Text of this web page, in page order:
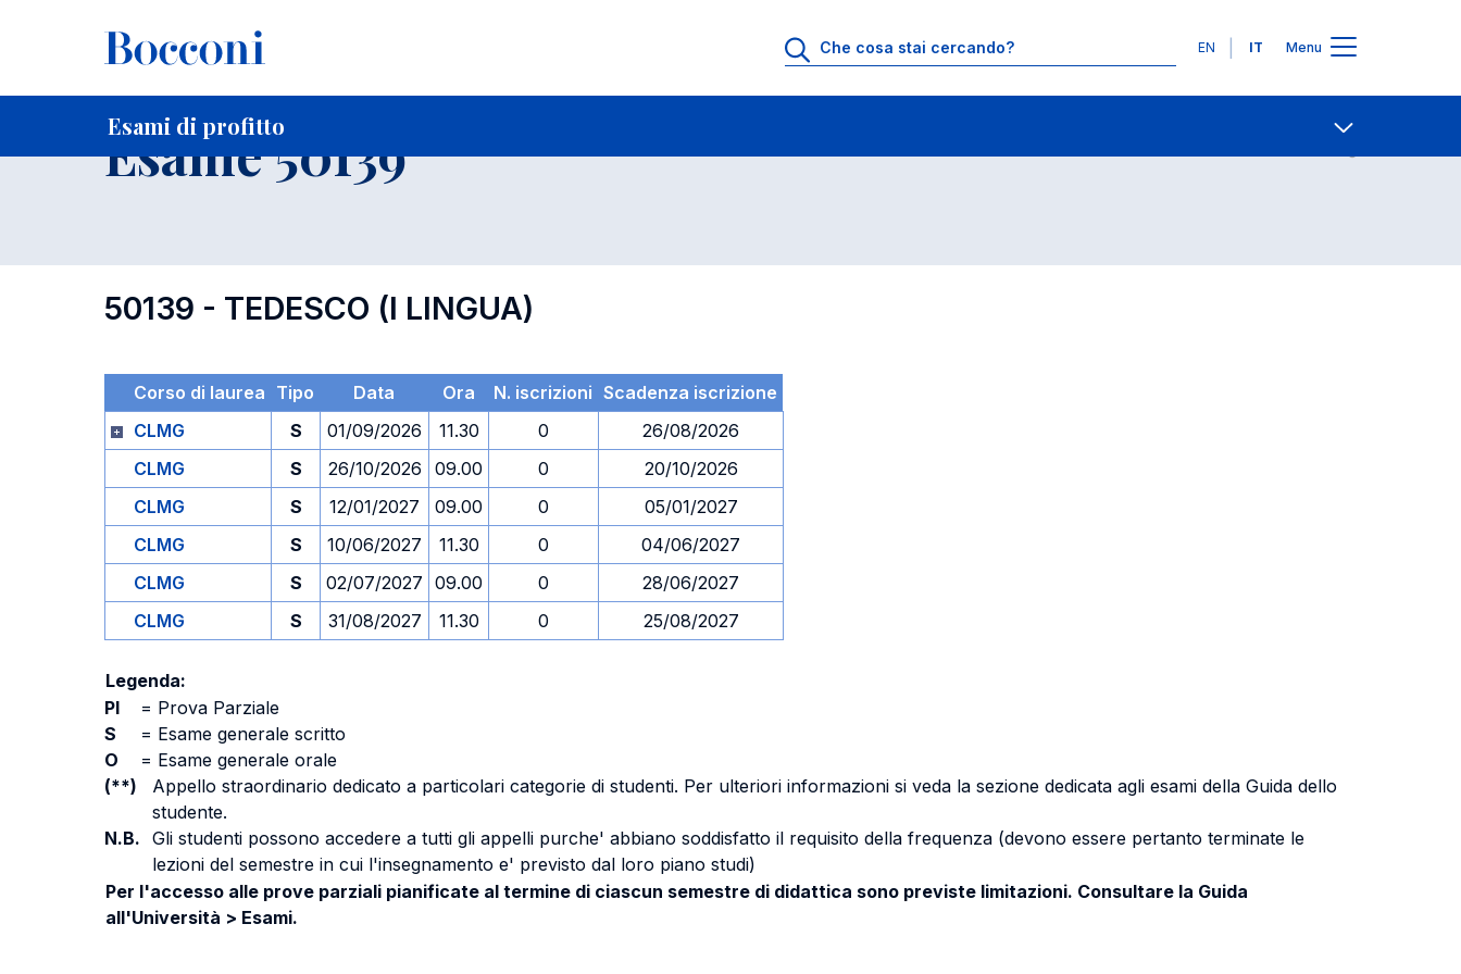
Lingue
EN IT Menu
Esami di profitto
Home Per studenti iscritti Contatti
Esame 50139
50139 - TEDESCO (I LINGUA)
Corso di laurea Tipo Data Ora N. iscrizioni Scadenza iscrizione
CLMG
S 01/09/2026 11.30 0
26/08/2026
CLMG
S 26/10/2026 09.00 0
20/10/2026
CLMG
S 12/01/2027 09.00 0
05/01/2027
CLMG
S 10/06/2027 11.30 0
04/06/2027
CLMG
S 02/07/2027 09.00 0
28/06/2027
CLMG
S 31/08/2027 11.30 0 25/08/2027
Legenda:
PI
= Prova Parziale
S
= Esame generale scritto
O
= Esame generale orale
(**)
Appello straordinario dedicato a particolari categorie di studenti. Per ulteriori informazioni si veda la sezione dedicata agli esami della Guida dello
studente.
N.B. Gli studenti possono accedere a tutti gli appelli purche' abbiano soddisfatto il requisito della frequenza (devono essere pertanto terminate le
lezioni del semestre in cui l'insegnamento e' previsto dal loro piano studi)
Per l'accesso alle prove parziali pianificate al termine di ciascun semestre di didattica sono previste limitazioni. Consultare la Guida
all'Università > Esami.